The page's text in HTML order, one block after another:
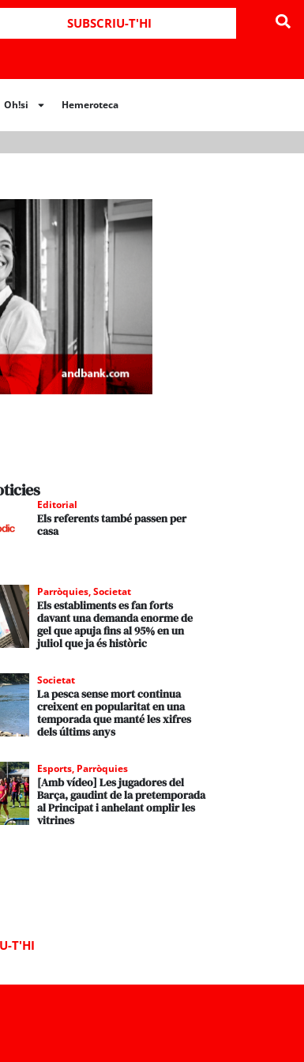
SUBSCRIU-T'HI
Oh!si Hemeroteca
Hemeroteca
Editorial
Els referents també passen per
casa
Parròquies,Societat
Els establiments es fan forts
davant una demanda enorme de
gel que apuja fins al 95% en un
juliol que ja és històric
Societat
La pesca sense mort continua
creixent en popularitat en una
temporada que manté les xifres
dels últims anys
Esports, Parròquies
[Amb vídeo] Les jugadores del
Barça, gaudint de la pretemporada
al Principat i anhelant omplir les
vitrines
T'HI